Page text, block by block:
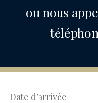
ou nous
Date d’arrivée